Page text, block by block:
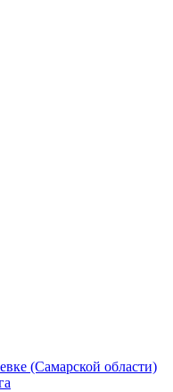
(Самарской области)